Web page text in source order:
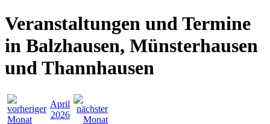
Veranstaltungen und Termine
in Balzhausen, Münsterhausen
und Thannhausen
April
2026